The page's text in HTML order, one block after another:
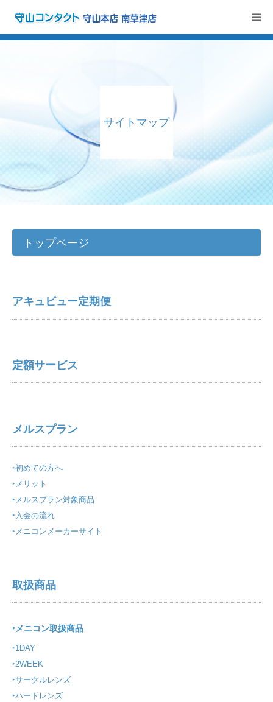
サイトマップ
トップページ
アキュビュー定期便
定額サービス
メルスプラン
‣初めての方へ
‣ メリット
‣ メルスプラン対象商品
‣ 入会の流れ
‣ メニコンメーカーサイト
取扱商品
‣メニコン取扱商品
‣1DAY
‣2WEEK
‣サークルレンズ
‣ハードレンズ
アキュビュー定期便
メルスプラン
取扱商品
初めての方へ